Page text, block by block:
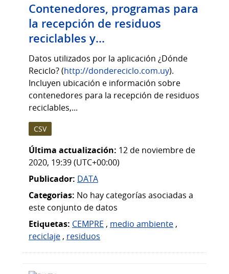
Contenedores, programas para
la recepción de residuos
reciclables y...
Datos utilizados por la aplicación ¿Dónde
Reciclo? (http://dondereciclo.com.uy).
Incluyen ubicación e información sobre
contenedores para la recepción de residuos
reciclables,...
CSV
Última actualización: 12 de noviembre de
2020, 19:39 (UTC+00:00)
Publicador: DATA
Categorias: No hay categorías asociadas a
este conjunto de datos
Etiquetas: CEMPRE , medio ambiente ,
reciclaje , residuos